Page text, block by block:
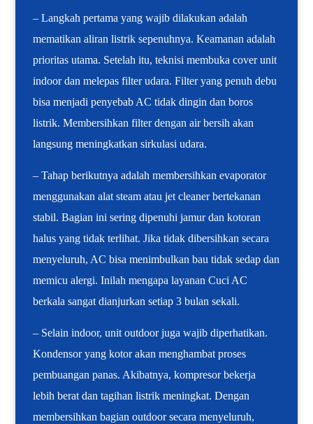
– Langkah pertama yang wajib dilakukan adalah
mematikan aliran listrik sepenuhnya. Keamanan adalah
prioritas utama. Setelah itu, teknisi membuka cover unit
indoor dan melepas filter udara. Filter yang penuh debu
bisa menjadi penyebab AC tidak dingin dan boros
listrik. Membersihkan filter dengan air bersih akan
langsung meningkatkan sirkulasi udara.
– Tahap berikutnya adalah membersihkan evaporator
menggunakan alat steam atau jet cleaner bertekanan
stabil. Bagian ini sering dipenuhi jamur dan kotoran
halus yang tidak terlihat. Jika tidak dibersihkan secara
menyeluruh, AC bisa menimbulkan bau tidak sedap dan
memicu alergi. Inilah mengapa layanan Cuci AC
berkala sangat dianjurkan setiap 3 bulan sekali.
– Selain indoor, unit outdoor juga wajib diperhatikan.
Kondensor yang kotor akan menghambat proses
pembuangan panas. Akibatnya, kompresor bekerja
lebih berat dan tagihan listrik meningkat. Dengan
membersihkan bagian outdoor secara menyeluruh,